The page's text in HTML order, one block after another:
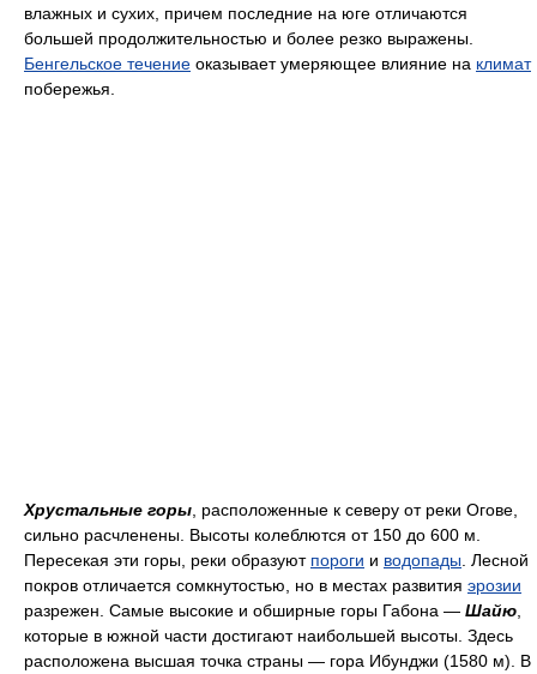
влажных и сухих, причем последние на юге отличаются
большей продолжительностью и более резко выражены.
Бенгельское течение оказывает умеряющее влияние на климат
побережья.
Хрустальные горы, расположенные к северу от реки Огове,
сильно расчленены. Высоты колеблются от 150 до 600 м.
Пересекая эти горы, реки образуют пороги и водопады. Лесной
покров отличается сомкнутостью, но в местах развития эрозии
разрежен. Самые высокие и обширные горы Габона — Шайю,
которые в южной части достигают наибольшей высоты. Здесь
расположена высшая точка страны — гора Ибунджи (1580 м). В